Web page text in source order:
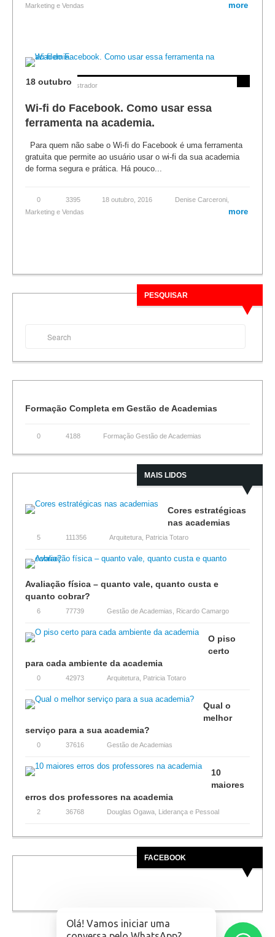
Marketing e Vendas
more
Posted byAdministrador
18 outubro
Wi-fi do Facebook. Como usar essa
ferramenta na academia.
Para quem não sabe o Wi-fi do Facebook é uma ferramenta
gratuita que permite ao usuário usar o wi-fi da sua academia
de forma segura e prática. Há pouco...
0 3395 18 outubro, 2016 Denise Carceroni
Marketing e Vendas
more
PESQUISAR
Formação Completa em Gestão de Academias
0 4188 Formação Gestão de Academias
MAIS LIDOS
Cores estratégicas
nas academias
5 111356 Arquitetura Patricia Totaro
Avaliação física – quanto vale, quanto custa e
quanto cobrar?
6 77739 Gestão de Academias Ricardo Camargo
O piso
certo
para cada ambiente da academia
0 42973 Arquitetura Patricia Totaro
Qual o
melhor
serviço para a sua academia?
0 37616 Gestão de Academias
10
maiores
erros dos professores na academia
2 36768 Douglas Ogawa Liderança e Pessoal
FACEBOOK
Olá! Vamos iniciar uma